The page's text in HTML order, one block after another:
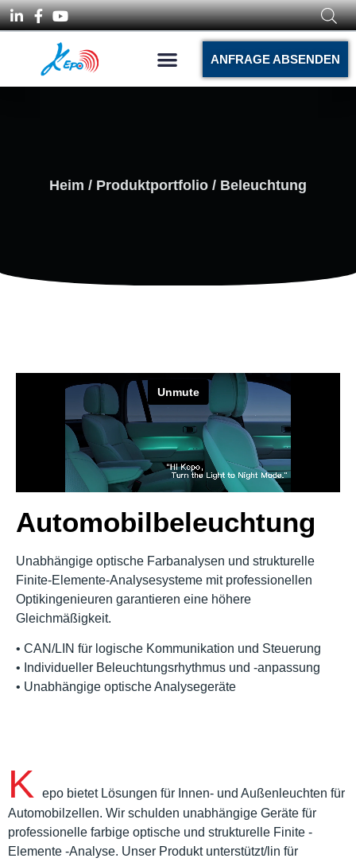
ANFRAGE ABSENDEN
Heim / Produktportfolio / Beleuchtung
Automobilbeleuchtung
Unabhängige optische Farbanalysen und strukturelle
Finite-Elemente-Analysesysteme mit professionellen
Optikingenieuren garantieren eine höhere
Gleichmäßigkeit.
• CAN/LIN für logische Kommunikation und Steuerung
• Individueller Beleuchtungsrhythmus und -anpassung
• Unabhängige optische Analysegeräte
K
epo bietet Lösungen für Innen- und Außenleuchten für
Automobilzellen. Wir schulden unabhängige Geräte für
professionelle farbige optische und strukturelle Finite -
Elemente -Analyse. Unser Produkt unterstützt/lin für